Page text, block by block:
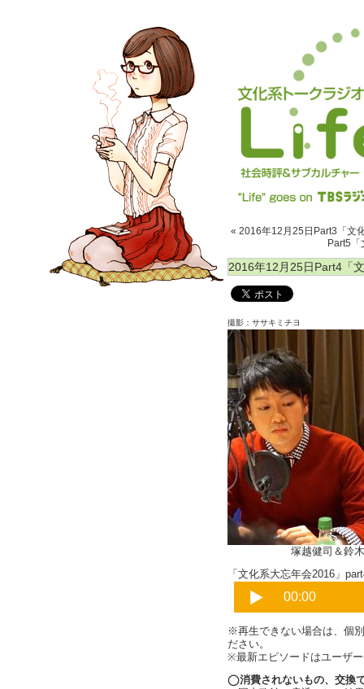
« 2016年12月25日Part3「文
Part5
2016年12月25日Part4「
撮影：ササキミチヨ
塚越健司＆鈴木謙
「文化系大忘年会2016」
※再生できない場合は、個
ださい。
※最新エピソードはユーザ
◯消費されないもの、交換